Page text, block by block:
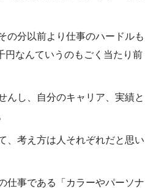
の分以前より仕事のハードルも
円なんていうのもごく当たり前
んし、自分のキャリア、実績と
、考え方は人それぞれだと思い
仕事である「カラーやパーソナ